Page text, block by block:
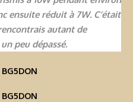
ensuite réduit à 7W. C’était
autant de
peu dépassé.